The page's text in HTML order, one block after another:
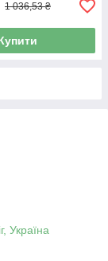
1 036,53 ₴
Україна